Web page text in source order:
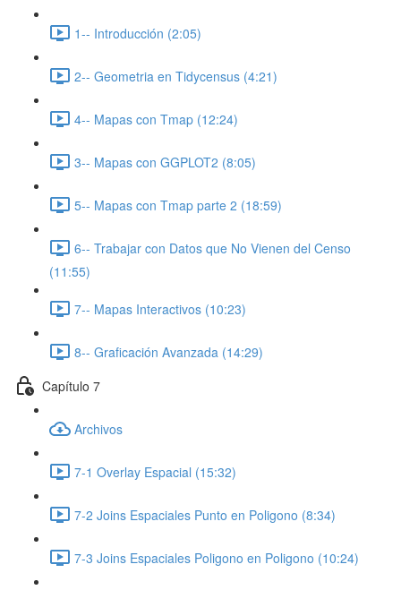
1-- Introducción (2:05)
2-- Geometria en Tidycensus (4:21)
4-- Mapas con Tmap (12:24)
3-- Mapas con GGPLOT2 (8:05)
5-- Mapas con Tmap parte 2 (18:59)
6-- Trabajar con Datos que No Vienen del Censo
(11:55)
7-- Mapas Interactivos (10:23)
8-- Graficación Avanzada (14:29)
Capítulo 7
Archivos
7-1 Overlay Espacial (15:32)
7-2 Joins Espaciales Punto en Poligono (8:34)
7-3 Joins Espaciales Poligono en Poligono (10:24)